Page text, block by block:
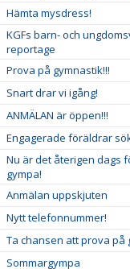
Hämta mysdress!
KGFs barn- och
reportage
Prova på gymnastik!!!
Snart drar vi igång!
ANMÄLAN är öppen!!!
Engagerade föräldrar
Nu är det återigen dags
gympa!
Anmälan uppskjuten
Nytt telefonnummer!
Ta chansen att prova på
Sommargympa